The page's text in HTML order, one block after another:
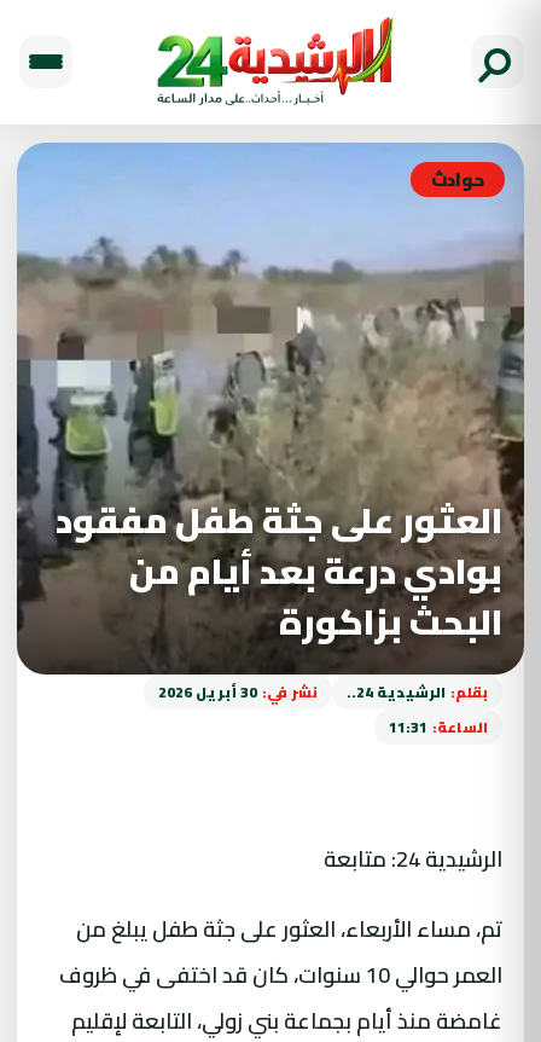
حوادث
العثور على جثة طفل مفقود
بوادي درعة بعد أيام من
البحث بزاكورة
بقلم: الرشيدية 24.. نشر في: 30 أبريل 2026
الساعة: 11:31
الرشيدية 24: متابعة
تم، مساء الأربعاء، العثور على جثة طفل يبلغ من
العمر حوالي 10 سنوات، كان قد اختفى في ظروف
غامضة منذ أيام بجماعة بني زولي، التابعة لإقليم